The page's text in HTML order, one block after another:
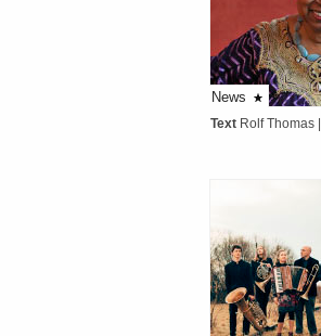
News
Text Rolf Thomas